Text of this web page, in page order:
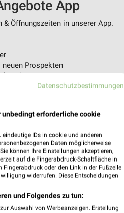
App
Öffnungszeiten in unserer App.
Prospekten
planen
Datenschutzbestimmungen
unbedingt erforderliche cookie
IDs in cookie und anderen
Daten möglicherweise
können Ihre Einstellungen akzeptieren,
auf die Fingerabdruck-Schaltfläche in
Fingerabdruck oder den Link in der Fußzeile
widerrufen. Diese Entscheidungen
und Folgendes zu tun:
Auswahl von Werbeanzeigen. Erstellung